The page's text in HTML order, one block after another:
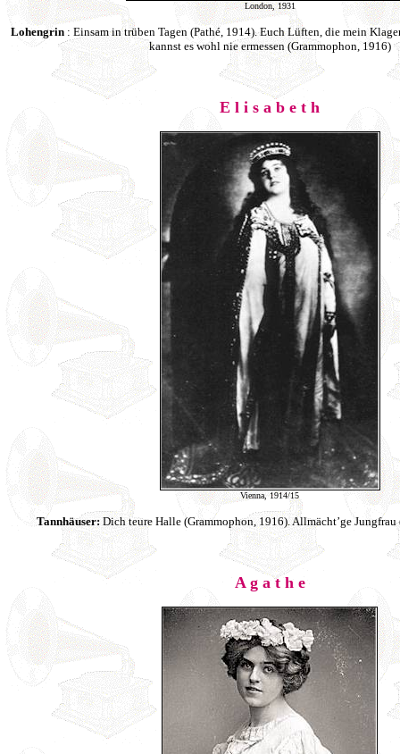
London, 1931
Lohengrin : Einsam in trüben Tagen (Pathé, 1914). Euch Lüften, die mein
kannst es wohl nie ermessen (Grammophon, 1916)
E l i s a b e t h
Vienna, 1914/15
Tannhäuser: Dich teure Halle (Grammophon, 1916). Allmächt’ge
A g a t h e